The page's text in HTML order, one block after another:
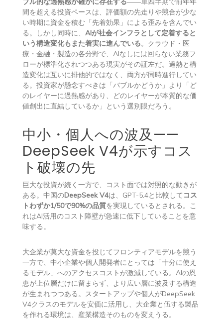
間を超える投資ペースは、評価額の先走りや競合が少な
い時期に資金を積む「先着効果」による歪みを含んでい
る。しかし同時に、 AIが社会インフラとして定着すると
いう構造変化もまた着実に進んでいる。クラウド・医
療・金融・製造の各分野で、AIなしには回らない業務フ
ローが標準化されつつある現実がその証左だ。過熱と構
造変化は互いに排他的ではなく、両方が同時進行してい
る。投資家が懸念すべきは「バブルかどうか」より「ど
のレイヤーに過熱感があり、どのレイヤーが本質的な価
値創出に直結しているか」という選別眼だろう。
中小・個人への波及——
DeepSeek V4が示すコス
ト破壊の先
巨大な投資が続く一方で、コスト面では対照的な動きが
ある。中国のDeepSeek V4は、GPT-5.4と比較して コス
トわずか1/50で90%の品質を実現しているとされる。こ
れはAI活用のコスト障壁が急速に低下していることを意
味する。
大企業が莫大な資金を投じてフロンティアモデルを競う
一方で、中小企業や個人開発者にとっては「十分に使え
るモデル」へのアクセスコストが激減している。AIの恩
恵が上位層だけに留まらず、より広い層に波及する構造
が生まれつつある。スタートアップや個人がDeepSeek
V4クラスのモデルを安価に活用し、大企業と伍する製品
を作れる環境は、産業構造そのものを変えうる。